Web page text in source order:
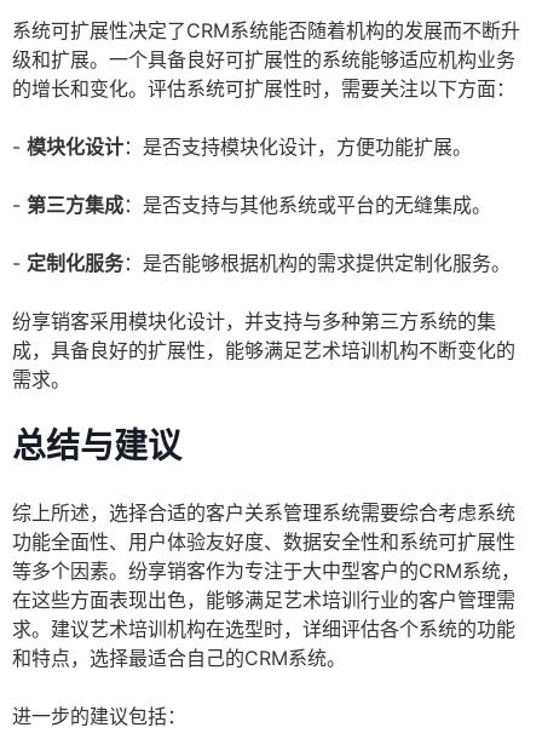
系统可扩展性决定了CRM系统能否随着机构的发展而不断升
级和扩展。一个具备良好可扩展性的系统能够适应机构业务
的增长和变化。评估系统可扩展性时，需要关注以下方面：
- 模块化设计：是否支持模块化设计，方便功能扩展。
- 第三方集成：是否支持与其他系统或平台的无缝集成。
- 定制化服务：是否能够根据机构的需求提供定制化服务。
纷享销客采用模块化设计，并支持与多种第三方系统的集
成，具备良好的扩展性，能够满足艺术培训机构不断变化的
需求。
总结与建议
综上所述，选择合适的客户关系管理系统需要综合考虑系统
功能全面性、用户体验友好度、数据安全性和系统可扩展性
等多个因素。纷享销客作为专注于大中型客户的CRM系统，
在这些方面表现出色，能够满足艺术培训行业的客户管理需
求。建议艺术培训机构在选型时，详细评估各个系统的功能
和特点，选择最适合自己的CRM系统。
进一步的建议包括：